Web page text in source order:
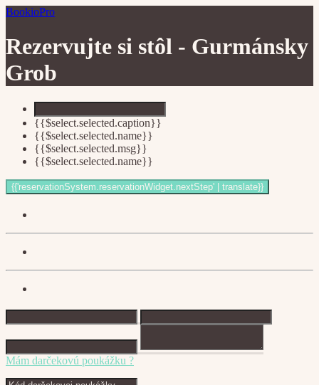
BookioPro
Rezervujte si stôl - Gurmánsky
Grob
{{$select.selected.caption}}
{{$select.selected.name}}
{{$select.selected.msg}}
{{$select.selected.name}}
Mám darčekovú poukážku ?